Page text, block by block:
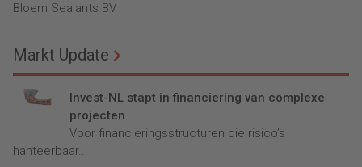
Bloem Sealants BV
Markt Update
Invest-NL stapt in financiering van complexe
projecten
Voor financieringsstructuren die risico’s
hanteerbaar...